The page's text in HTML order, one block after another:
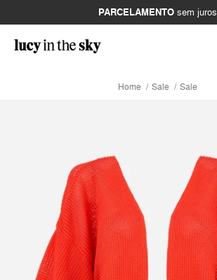
PARCELAMENTOsem juros
Home Sale Sale